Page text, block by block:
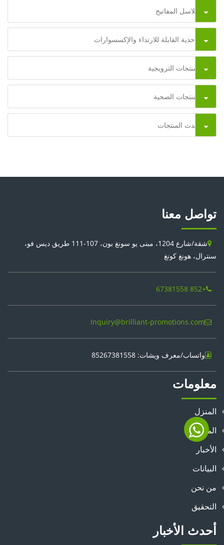
سلاسل المفاتيح
الأحذية القابلة للارتداء والإكسسوارات
المنتجات الترويجية
المنتجات الصحية
أحدث المنتجات
تواصل معنا
شقة/شارع 1204، مبنى يو سونغ بون، 107-111 طريق ديس فو،
سنترال، هونغ كونغ
+852 67381558
Inquiry@brilliant-promotions.com
واتساب/معرف ويشات: 85267381558
معلومات
المنزل
المنتجات
الأخبار
البيانات
من نحن
التحقيق
أحدث الأخبار